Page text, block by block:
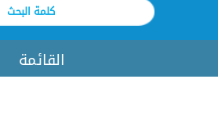
القائمة